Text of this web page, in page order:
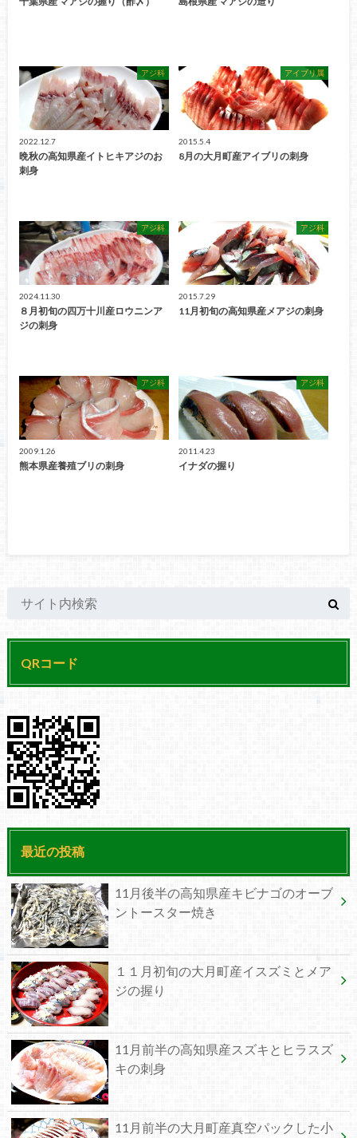
アジ科
2022.12.7
晩秋の高知県産イトヒキアジのお
刺身
アイブリ属
2015.5.4
8月の大月町産アイブリの刺身
アジ科
2024.11.30
８月初旬の四万十川産ロウニンア
ジの刺身
アジ科
2015.7.29
11月初旬の高知県産メアジの刺身
アジ科
2009.1.26
熊本県産養殖ブリの刺身
アジ科
2011.4.23
イナダの握り
QRコード
最近の投稿
11月後半の高知県産キビナゴのオーブ
ントースター焼き
１１月初旬の大月町産イスズミとメア
ジの握り
11月前半の高知県産スズキとヒラスズ
キの刺身
11月前半の大月町産真空パックした小